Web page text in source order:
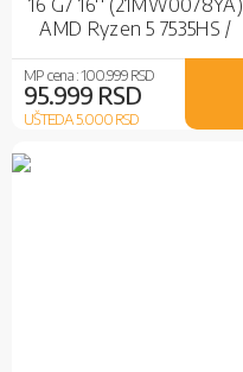
AMD Ryzen 5 7535HS /
Radeon 660M / No OS
MP cena :100.999 RSD
95.999 RSD
UŠTEDA 5.000RSD